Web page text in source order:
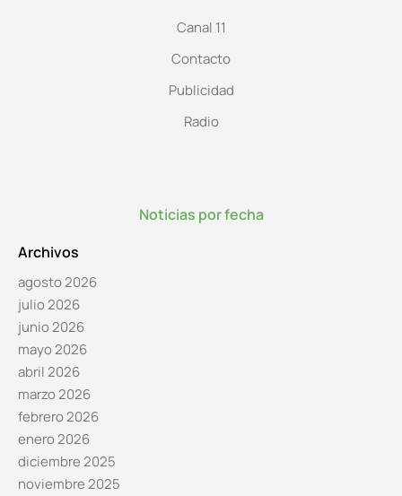
Canal 11
Contacto
Publicidad
Radio
Noticias por fecha
Archivos
agosto 2026
julio 2026
junio 2026
mayo 2026
abril 2026
marzo 2026
febrero 2026
enero 2026
diciembre 2025
noviembre 2025